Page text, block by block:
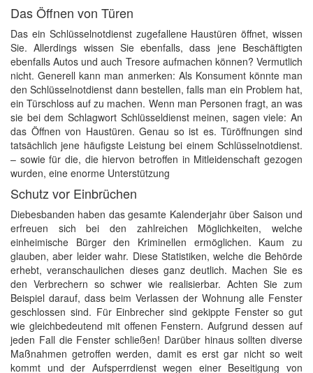
Das Öffnen von Türen
Das ein Schlüsselnotdienst zugefallene Haustüren öffnet, wissen
Sie. Allerdings wissen Sie ebenfalls, dass jene Beschäftigten
ebenfalls Autos und auch Tresore aufmachen können? Vermutlich
nicht. Generell kann man anmerken: Als Konsument könnte man
den Schlüsselnotdienst dann bestellen, falls man ein Problem hat,
ein Türschloss auf zu machen. Wenn man Personen fragt, an was
sie bei dem Schlagwort Schlüsseldienst meinen, sagen viele: An
das Öffnen von Haustüren. Genau so ist es. Türöffnungen sind
tatsächlich jene häufigste Leistung bei einem Schlüsselnotdienst.
– sowie für die, die hiervon betroffen in Mitleidenschaft gezogen
wurden, eine enorme Unterstützung
Schutz vor Einbrüchen
Diebesbanden haben das gesamte Kalenderjahr über Saison und
erfreuen sich bei den zahlreichen Möglichkeiten, welche
einheimische Bürger den Kriminellen ermöglichen. Kaum zu
glauben, aber leider wahr. Diese Statistiken, welche die Behörde
erhebt, veranschaulichen dieses ganz deutlich. Machen Sie es
den Verbrechern so schwer wie realisierbar. Achten Sie zum
Beispiel darauf, dass beim Verlassen der Wohnung alle Fenster
geschlossen sind. Für Einbrecher sind gekippte Fenster so gut
wie gleichbedeutend mit offenen Fenstern. Aufgrund dessen auf
jeden Fall die Fenster schließen! Darüber hinaus sollten diverse
Maßnahmen getroffen werden, damit es erst gar nicht so weit
kommt und der Aufsperrdienst wegen einer Beseitigung von